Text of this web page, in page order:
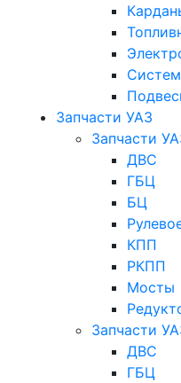
Запчасти УАЗ
Запчасти
ДВС
ГБЦ
БЦ
КПП
РКПП
Мосты
Запчасти
ДВС
ГБЦ